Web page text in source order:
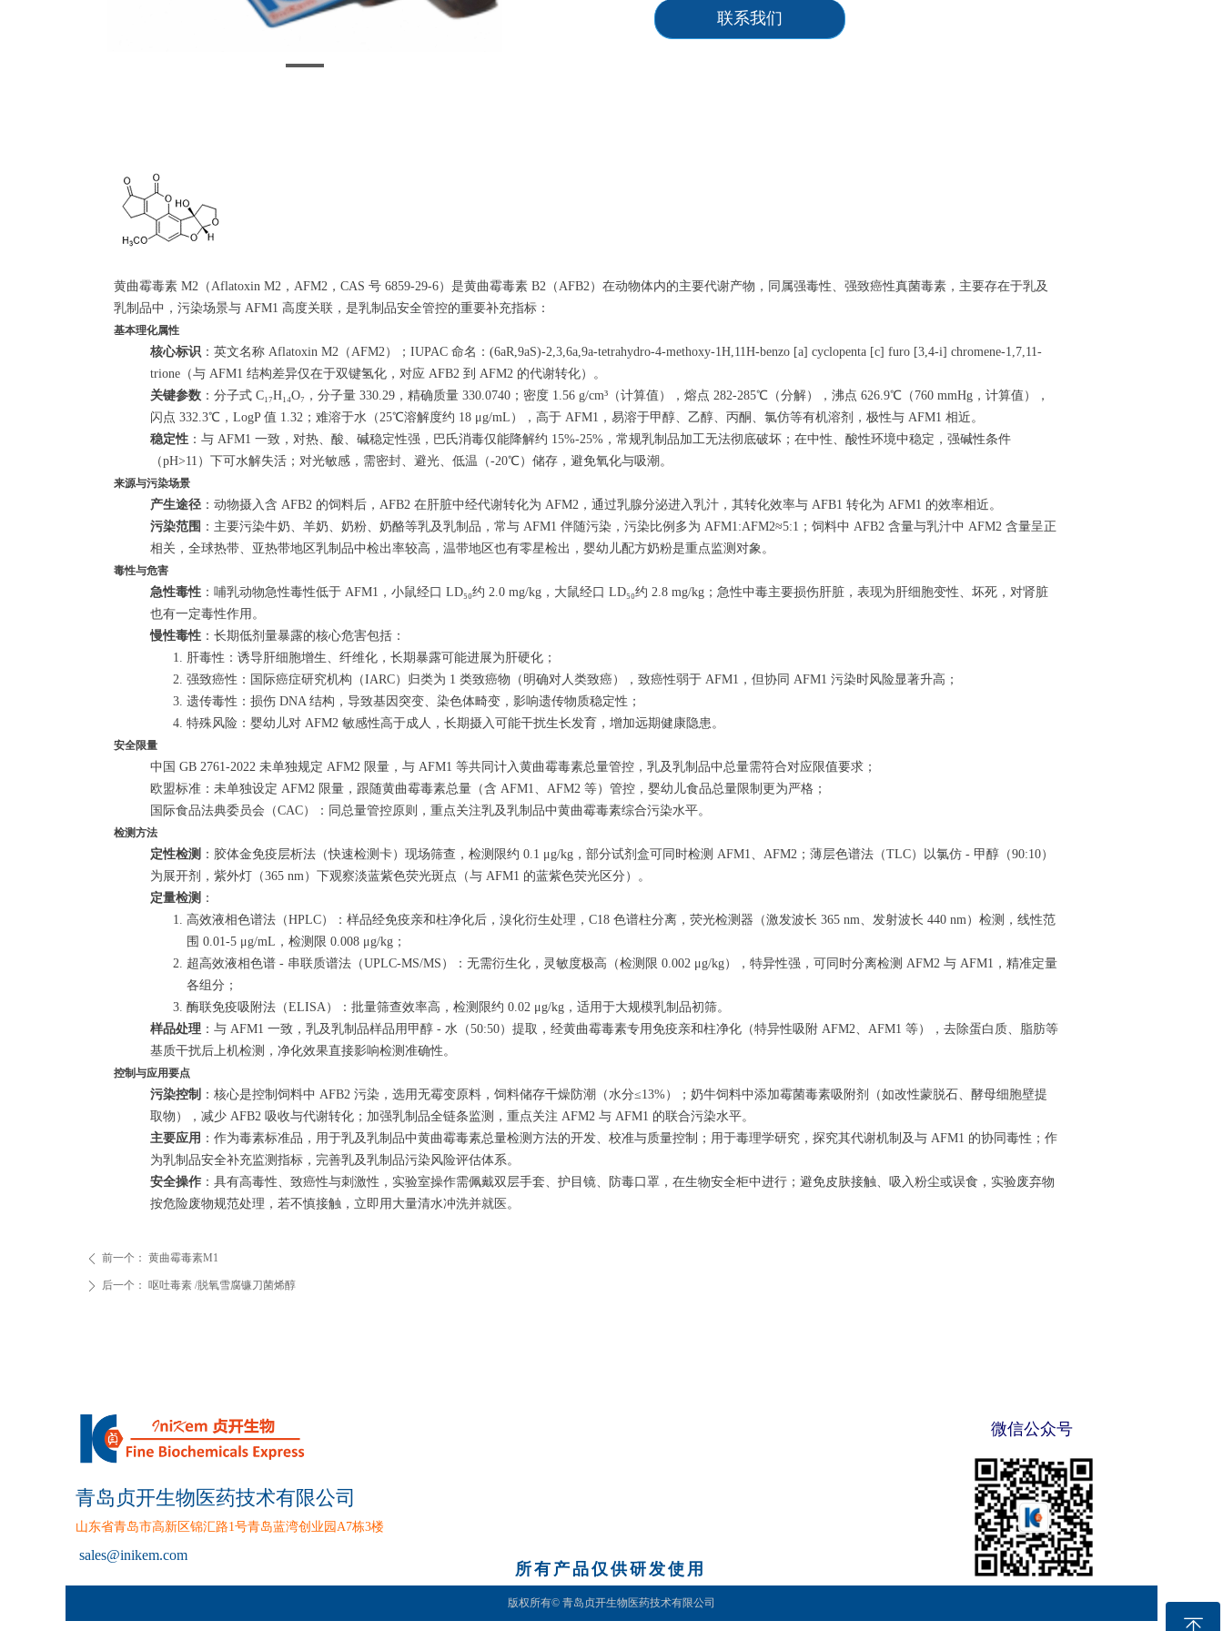
黄曲霉毒素 M2（Aflatoxin M2，AFM2，CAS 号 6859-29-6）是黄曲霉毒素 B2（AFB2）在动物体内的主要代谢产物，同属强毒性、强致癌性真菌毒素，主要存在于乳及
乳制品中，污染场景与 AFM1 高度关联，是乳制品安全管控的重要补充指标：
基本理化属性
核心标识 ：英文名称 Aflatoxin M2（AFM2）；IUPAC 命名：(6aR,9aS)-2,3,6a,9a-tetrahydro-4-methoxy-1H,11H-benzo [a] cyclopenta [c] furo [3,4-i] chromene-1,7,11-
trione（与 AFM1 结构差异仅在于双键氢化，对应 AFB2 到 AFM2 的代谢转化）。
关键参数 ：分子式 C₁₇H₁₄O₇，分子量 330.29，精确质量 330.0740；密度 1.56 g/cm³（计算值），熔点 282-285℃（分解），沸点 626.9℃（760 mmHg，计算值），
闪点 332.3℃，LogP 值 1.32；难溶于水（25℃溶解度约 18 μg/mL），高于 AFM1，易溶于甲醇、乙醇、丙酮、氯仿等有机溶剂，极性与 AFM1 相近。
稳定性 ：与 AFM1 一致，对热、酸、碱稳定性强，巴氏消毒仅能降解约 15%-25%，常规乳制品加工无法彻底破坏；在中性、酸性环境中稳定，强碱性条件
（pH>11）下可水解失活；对光敏感，需密封、避光、低温（-20℃）储存，避免氧化与吸潮。
来源与污染场景
产生途径 ：动物摄入含 AFB2 的饲料后，AFB2 在肝脏中经代谢转化为 AFM2，通过乳腺分泌进入乳汁，其转化效率与 AFB1 转化为 AFM1 的效率相近。
污染范围 ：主要污染牛奶、羊奶、奶粉、奶酪等乳及乳制品，常与 AFM1 伴随污染，污染比例多为 AFM1:AFM2≈5:1；饲料中 AFB2 含量与乳汁中 AFM2 含量呈正
相关，全球热带、亚热带地区乳制品中检出率较高，温带地区也有零星检出，婴幼儿配方奶粉是重点监测对象。
毒性与危害
急性毒性 ：哺乳动物急性毒性低于 AFM1，小鼠经口 LD₅₀约 2.0 mg/kg，大鼠经口 LD₅₀约 2.8 mg/kg；急性中毒主要损伤肝脏，表现为肝细胞变性、坏死，对肾脏
也有一定毒性作用。
慢性毒性 ：长期低剂量暴露的核心危害包括：
肝毒性：诱导肝细胞增生、纤维化，长期暴露可能进展为肝硬化；
强致癌性：国际癌症研究机构（IARC）归类为 1 类致癌物（明确对人类致癌），致癌性弱于 AFM1，但协同 AFM1 污染时风险显著升高；
遗传毒性：损伤 DNA 结构，导致基因突变、染色体畸变，影响遗传物质稳定性；
特殊风险：婴幼儿对 AFM2 敏感性高于成人，长期摄入可能干扰生长发育，增加远期健康隐患。
安全限量
中国 GB 2761-2022 未单独规定 AFM2 限量，与 AFM1 等共同计入黄曲霉毒素总量管控，乳及乳制品中总量需符合对应限值要求；
欧盟标准：未单独设定 AFM2 限量，跟随黄曲霉毒素总量（含 AFM1、AFM2 等）管控，婴幼儿食品总量限制更为严格；
国际食品法典委员会（CAC）：同总量管控原则，重点关注乳及乳制品中黄曲霉毒素综合污染水平。
检测方法
定性检测 ：胶体金免疫层析法（快速检测卡）现场筛查，检测限约 0.1 μg/kg，部分试剂盒可同时检测 AFM1、AFM2；薄层色谱法（TLC）以氯仿 - 甲醇（90:10）
为展开剂，紫外灯（365 nm）下观察淡蓝紫色荧光斑点（与 AFM1 的蓝紫色荧光区分）。
定量检测 ：
高效液相色谱法（HPLC）：样品经免疫亲和柱净化后，溴化衍生处理，C18 色谱柱分离，荧光检测器（激发波长 365 nm、发射波长 440 nm）检测，线性范
围 0.01-5 μg/mL，检测限 0.008 μg/kg；
超高效液相色谱 - 串联质谱法（UPLC-MS/MS）：无需衍生化，灵敏度极高（检测限 0.002 μg/kg），特异性强，可同时分离检测 AFM2 与 AFM1，精准定量
各组分；
酶联免疫吸附法（ELISA）：批量筛查效率高，检测限约 0.02 μg/kg，适用于大规模乳制品初筛。
样品处理 ：与 AFM1 一致，乳及乳制品样品用甲醇 - 水（50:50）提取，经黄曲霉毒素专用免疫亲和柱净化（特异性吸附 AFM2、AFM1 等），去除蛋白质、脂肪等
基质干扰后上机检测，净化效果直接影响检测准确性。
控制与应用要点
污染控制 ：核心是控制饲料中 AFB2 污染，选用无霉变原料，饲料储存干燥防潮（水分≤13%）；奶牛饲料中添加霉菌毒素吸附剂（如改性蒙脱石、酵母细胞壁提
取物），减少 AFB2 吸收与代谢转化；加强乳制品全链条监测，重点关注 AFM2 与 AFM1 的联合污染水平。
主要应用 ：作为毒素标准品，用于乳及乳制品中黄曲霉毒素总量检测方法的开发、校准与质量控制；用于毒理学研究，探究其代谢机制及与 AFM1 的协同毒性；作
为乳制品安全补充监测指标，完善乳及乳制品污染风险评估体系。
安全操作 ：具有高毒性、致癌性与刺激性，实验室操作需佩戴双层手套、护目镜、防毒口罩，在生物安全柜中进行；避免皮肤接触、吸入粉尘或误食，实验废弃物
按危险废物规范处理，若不慎接触，立即用大量清水冲洗并就医。
联系我们
ꄴ 前一个： 黄曲霉毒素M1
ꄲ 后一个： 呕吐毒素 /脱氧雪腐镰刀菌烯醇
青岛贞开生物医药技术有限公司
山东省青岛市高新区锦汇路1号青岛蓝湾创业园A7栋3楼
sales@inikem.com
微信公众号
所有产品仅供研发使用
版权所有© 青岛贞开生物医药技术有限公司